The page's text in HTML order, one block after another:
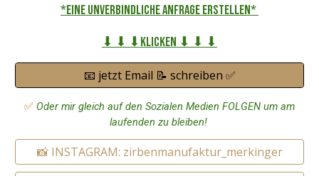
*eine unverbindliche Anfrage erstellen*
⬇ ⬇ ⬇Klicken ⬇ ⬇ ⬇
📧 jetzt Email 📝 schreiben ✅
✅ Oder mir gleich auf den Sozialen Medien FOLGEN um am
laufenden zu bleiben!
📸 INSTAGRAM: zirbenmanufaktur_merkinger